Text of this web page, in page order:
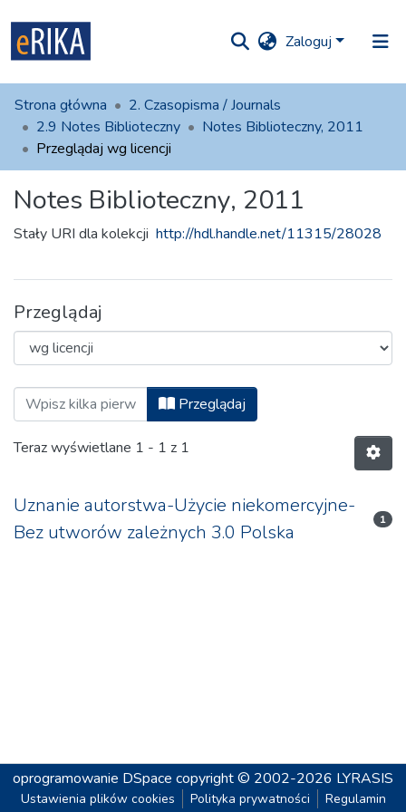
Zaloguj
i
na UAFM
Informacja
Dla autorów
Kontakt
Strona główna
2. Czasopisma / Journals
2.9 Notes Biblioteczny
Notes Biblioteczny, 2011
Przeglądaj wg licencji
Notes Biblioteczny, 2011
Stały URI dla kolekcji http://hdl.handle.net/11315/28028
Przeglądaj
Przeglądaj Notes Biblioteczny, 2011 wg
Przeglądaj
Teraz wyświetlane 1 - 1 z 1
Uznanie autorstwa-Użycie niekomercyjne-
Bez utworów zależnych 3.0 Polska
1
oprogramowanie DSpace copyright © 2002-2026 LYRASIS
Ustawienia plików cookies Polityka prywatności Regulamin